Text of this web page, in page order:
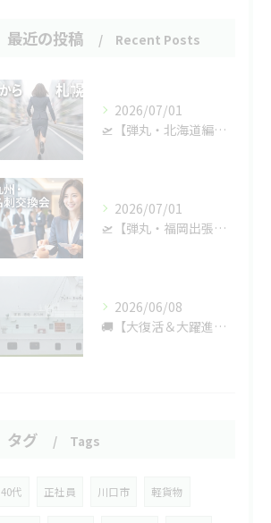
最近の投稿 Recent Posts
2026/07/01
🛫【弾丸・北海道編】福岡の翌日は北の大地へ！光和の和田会長が緊急入院！？病室で起きた大騒動の巻。🕵️‍♂️💥
2026/07/01
🛫【弾丸・福岡出張】あの超大手宅配企業の「怒涛の名刺交換会」に参戦！軽貨物の機動力で九州を驚かせてきた話。😎⚡
2026/06/08
🚚【大復活＆大躍進】かなり久々の更新！実はとんでもない規模になってました＆社長の新車が九州に強奪された話。
タグ Tags
40代 正社員 川口市 軽貨物